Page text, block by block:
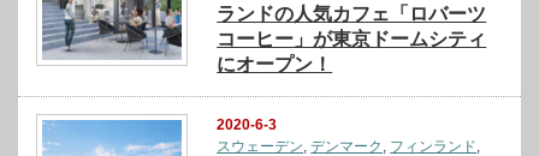
ランドの人気カフェ「ロバーツ
コーヒー」が東京ドームシティ
にオープン！
2020-6-3
スウェーデン,デンマーク , フィンランド,